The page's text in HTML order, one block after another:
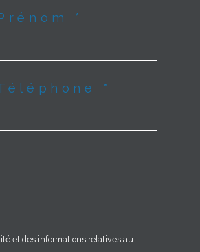
*
*
et des informations relatives au